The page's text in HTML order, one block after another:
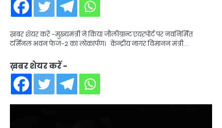
ख़बर शेयर करें -मुख्यमंत्री ने किया जौलीग्रान्ट एयरपोर्ट पर नवनिर्मित
टर्मिनल भवन फेज-2 का लोकार्पण। केन्द्रीय नागर विमानन मंत्री…
ख़बर शेयर करें -